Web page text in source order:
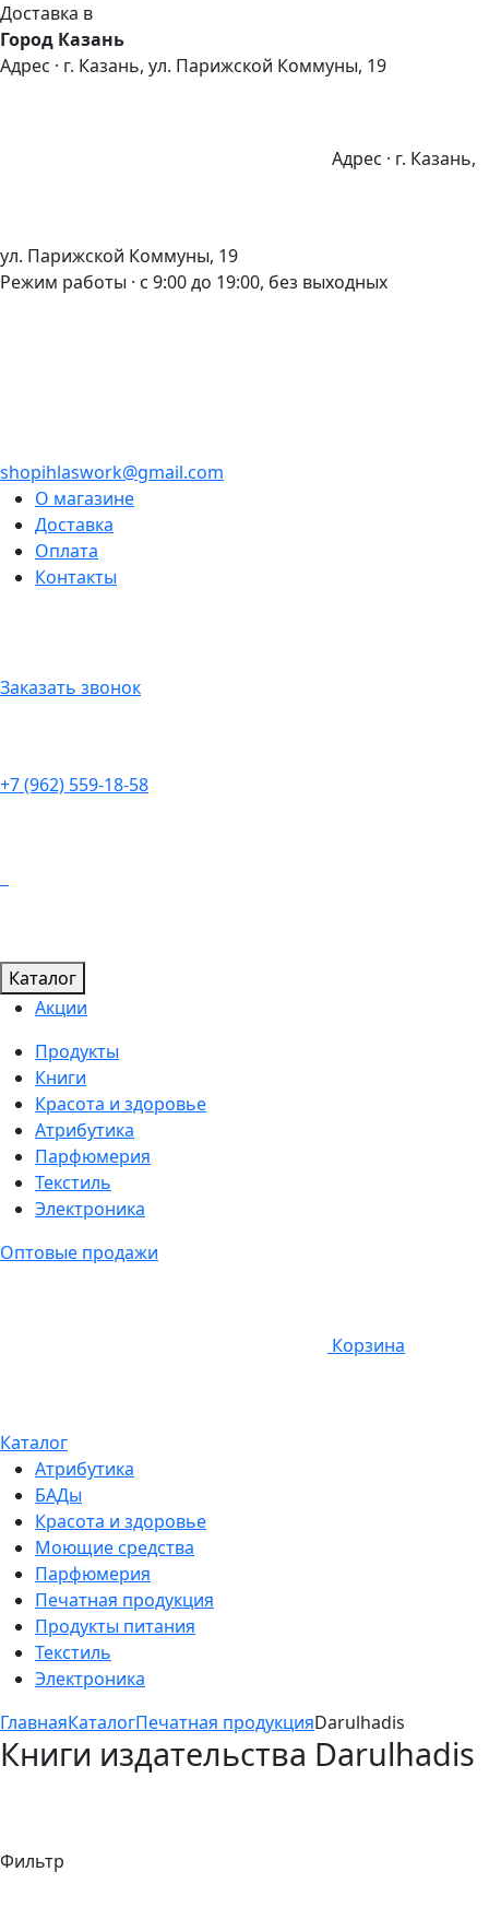
Доставка в
Город Казань
Адрес · г. Казань, ул. Парижской Коммуны, 19
Адрес · г. Казань,
ул. Парижской Коммуны, 19
Режим работы · с 9:00 до 19:00, без выходных
shopihlaswork@gmail.com
О магазине
Доставка
Оплата
Контакты
Заказать звонок
+7 (962) 559-18-58
Каталог
Акции
Продукты
Книги
Красота и здоровье
Атрибутика
Парфюмерия
Текстиль
Электроника
Оптовые продажи
Корзина
Каталог
Атрибутика
БАДы
Красота и здоровье
Моющие средства
Парфюмерия
Печатная продукция
Продукты питания
Текстиль
Электроника
ГлавнаяКаталогПечатная продукцияDarulhadis
Книги издательства Darulhadis
Фильтр